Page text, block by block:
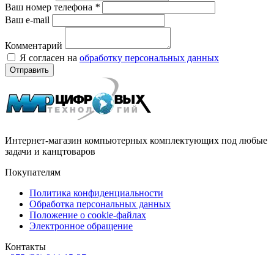
Ваш номер телефона *
Ваш e-mail
Комментарий
Я согласен на обработку персональных данных
Отправить
Интернет-магазин компьютерных комплектующих под любые
задачи и канцтоваров
Покупателям
Политика конфиденциальности
Обработка персональных данных
Положение о cookie-файлах
Электронное обращение
Контакты